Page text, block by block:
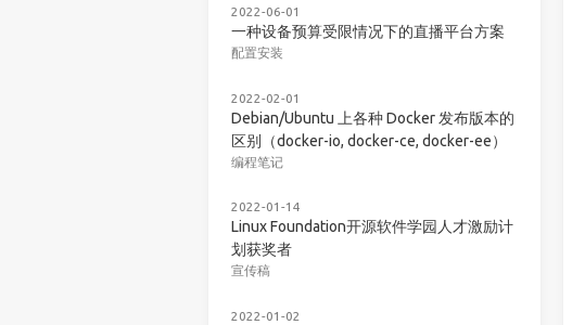
2022-06-01
一种设备预算受限情况下的直播平台方案
配置安装
2022-02-01
Debian/Ubuntu 上各种 Docker 发布版本的
区别（docker-io, docker-ce, docker-ee）
编程笔记
2022-01-14
Linux Foundation开源软件学园人才激励计
划获奖者
宣传稿
2022-01-02